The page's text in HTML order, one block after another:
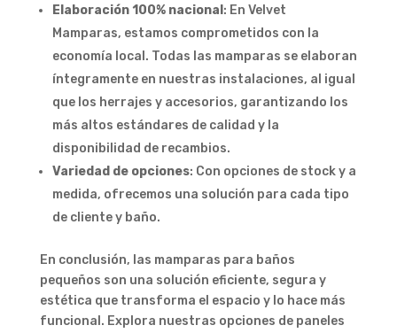
Elaboración 100% nacional : En Velvet
Mamparas, estamos comprometidos con la
economía local. Todas las mamparas se elaboran
íntegramente en nuestras instalaciones, al igual
que los herrajes y accesorios, garantizando los
más altos estándares de calidad y la
disponibilidad de recambios.
Variedad de opciones: Con opciones de stock y a
medida, ofrecemos una solución para cada tipo
de cliente y baño.
En conclusión, las mamparas para baños
pequeños son una solución eficiente, segura y
estética que transforma el espacio y lo hace más
funcional. Explora nuestras opciones de paneles